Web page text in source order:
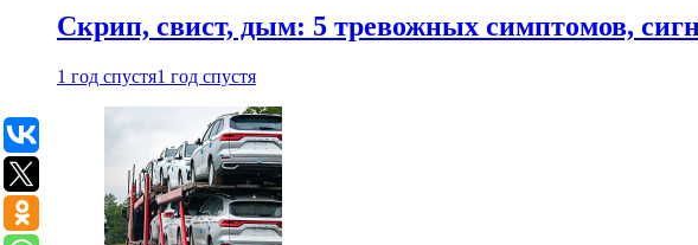
Скрип, свист, дым: 5 тревожных симптомов,
1 год спустя1 год спустя